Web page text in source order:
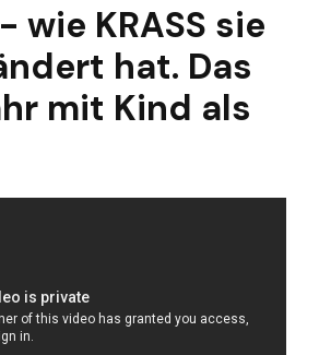
wie KRASS sie
hat. Das
mit Kind als